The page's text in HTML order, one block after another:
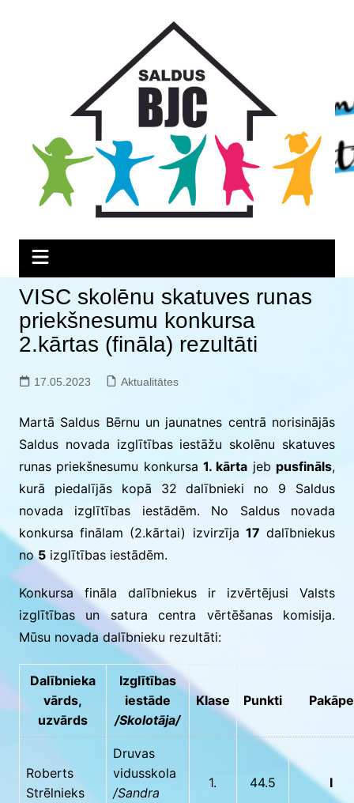
VISC skolēnu skatuves runas
priekšnesumu konkursa
2.kārtas (fināla) rezultāti
17.05.2023 Aktualitātes
Martā Saldus Bērnu un jaunatnes centrā norisinājās
Saldus novada izglītības iestāžu skolēnu skatuves
runas priekšnesumu konkursa 1. kārta jeb pusfināls,
kurā piedalījās kopā 32 dalībnieki no 9 Saldus
novada izglītības iestādēm. No Saldus novada
konkursa finālam (2.kārtai) izvirzīja 17 dalībniekus
no5izglītības iestādēm.
Konkursa fināla dalībniekus ir izvērtējusi Valsts
izglītības un satura centra vērtēšanas komisija.
Mūsu novada dalībnieku rezultāti:
Dalībnieka
vārds,
uzvārds
Izglītības
iestāde
/Skolotāja/
Klase Punkti Pakāpe
Roberts
Strēlnieks
Druvas
vidusskola
/Sandra
1. 44.5 I